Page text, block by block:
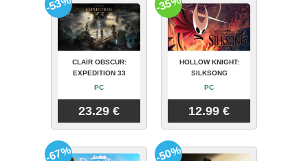
CLAIR OBSCUR:
EXPEDITION 33
PC
23.29 €
HOLLOW KNIGHT:
SILKSONG
PC
12.99 €
-67% -50%